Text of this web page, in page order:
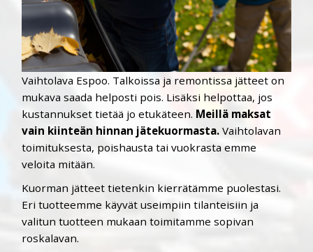
Vaihtolava Espoo. Talkoissa ja remontissa jätteet on
mukava saada helposti pois. Lisäksi helpottaa, jos
kustannukset tietää jo etukäteen. Meillä maksat
vain kiinteän hinnan jätekuormasta. Vaihtolavan
toimituksesta, poishausta tai vuokrasta emme
veloita mitään.
Kuorman jätteet tietenkin kierrätämme puolestasi.
Eri tuotteemme käyvät useimpiin tilanteisiin ja
valitun tuotteen mukaan toimitamme sopivan
roskalavan.